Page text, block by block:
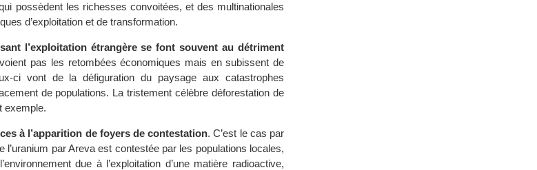
possèdent les richesses convoitées, et des multinationales
d’exploitation et de transformation.
l’exploitation étrangère se font souvent au détriment
pas les retombées économiques mais en subissent de
ci vont de la défiguration du paysage aux catastrophes
de populations. La tristement célèbre déforestation de
exemple.
à l’apparition de foyers de contestation. C’est le cas par
l’uranium par Areva est contestée par les populations locales,
due à l’exploitation d’une matière radioactive,